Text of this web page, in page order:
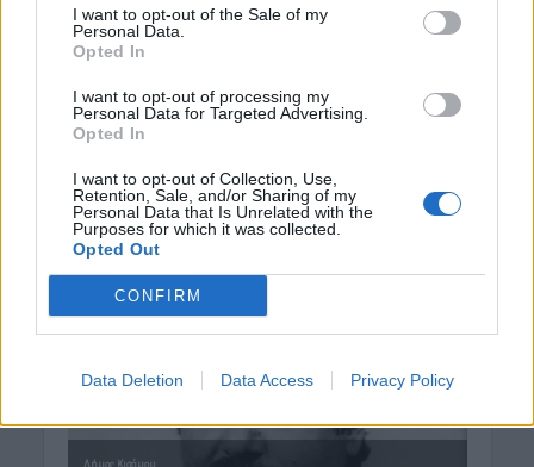
I want to opt-out of the Sale of my
Personal Data.
Opted In
I want to opt-out of processing my
Personal Data for Targeted Advertising.
Opted In
I want to opt-out of Collection, Use,
Retention, Sale, and/or Sharing of my
Personal Data that Is Unrelated with the
Purposes for which it was collected.
Opted Out
CONFIRM
Data Deletion Data Access Privacy Policy